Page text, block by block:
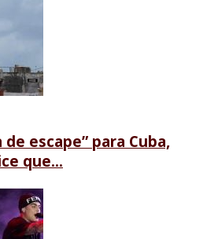
escape” para Cuba,
que...